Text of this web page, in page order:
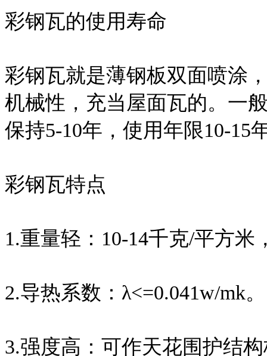
彩钢瓦的使用寿命
彩钢瓦就是薄钢板双面喷涂
机械性，充当屋面瓦的。一
保持5-10年，使用年限10-15
彩钢瓦特点
1.重量轻：10-14千克/平方米
2.导热系数：λ<=0.041w/mk。
3.强度高：可作天花围护结